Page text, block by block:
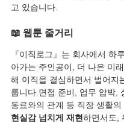
고 있습니다.
📖 웹툰 줄거리
『이직로그』는 회사에서 하
아가는 주인공이, 더 나은 미
해 이직을 결심하면서 벌어지
룹니다.면접 준비, 업무 압박,
동료와의 관계 등 직장 생활
현실감 넘치게 재현하면서도,